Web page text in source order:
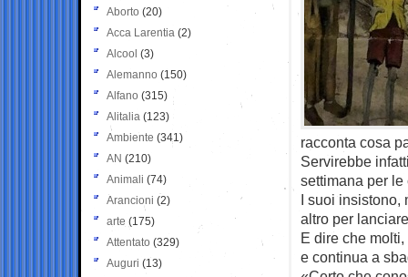
racconta cosa
Servirebbe
settimana per
I suoi
altro per
E dire che
e continua a
Aborto (20)
Acca Larentia (2)
Alcool (3)
Alemanno (150)
Alfano (315)
Alitalia (123)
Ambiente (341)
AN (210)
Animali (74)
Arancioni (2)
arte (175)
Attentato (329)
Auguri (13)